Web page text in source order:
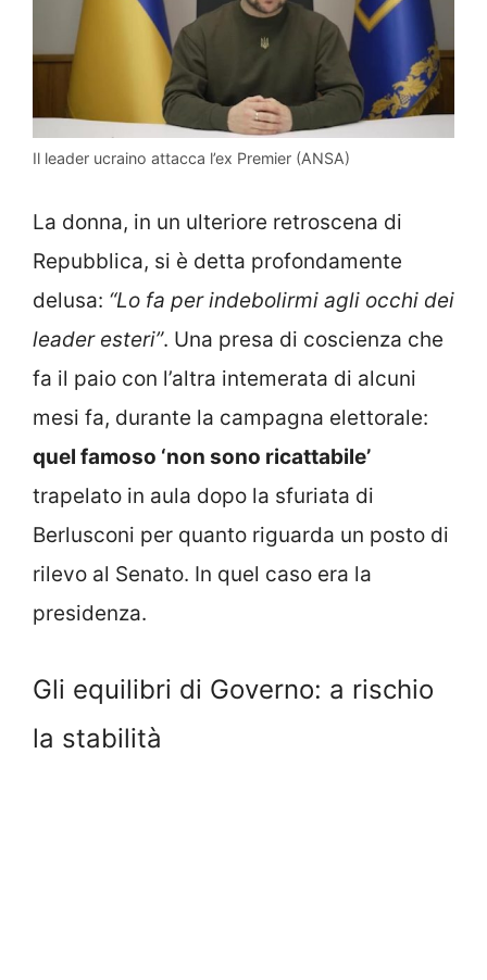
Il leader ucraino attacca l’ex Premier (ANSA)
La donna, in un ulteriore retroscena di
Repubblica, si è detta profondamente
delusa: “Lo fa per indebolirmi agli occhi dei
leader esteri”. Una presa di coscienza che
fa il paio con l’altra intemerata di alcuni
mesi fa, durante la campagna elettorale:
quel famoso ‘non sono ricattabile’
trapelato in aula dopo la sfuriata di
Berlusconi per quanto riguarda un posto di
rilevo al Senato. In quel caso era la
presidenza.
Gli equilibri di Governo: a rischio
la stabilità